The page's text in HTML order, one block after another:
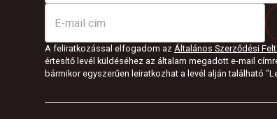
A feliratkozással elfogadom az Általános Szerződési
értesítő levél küldéséhez az általam megadott e-mail
bármikor egyszerűen leiratkozhat a levél alján található